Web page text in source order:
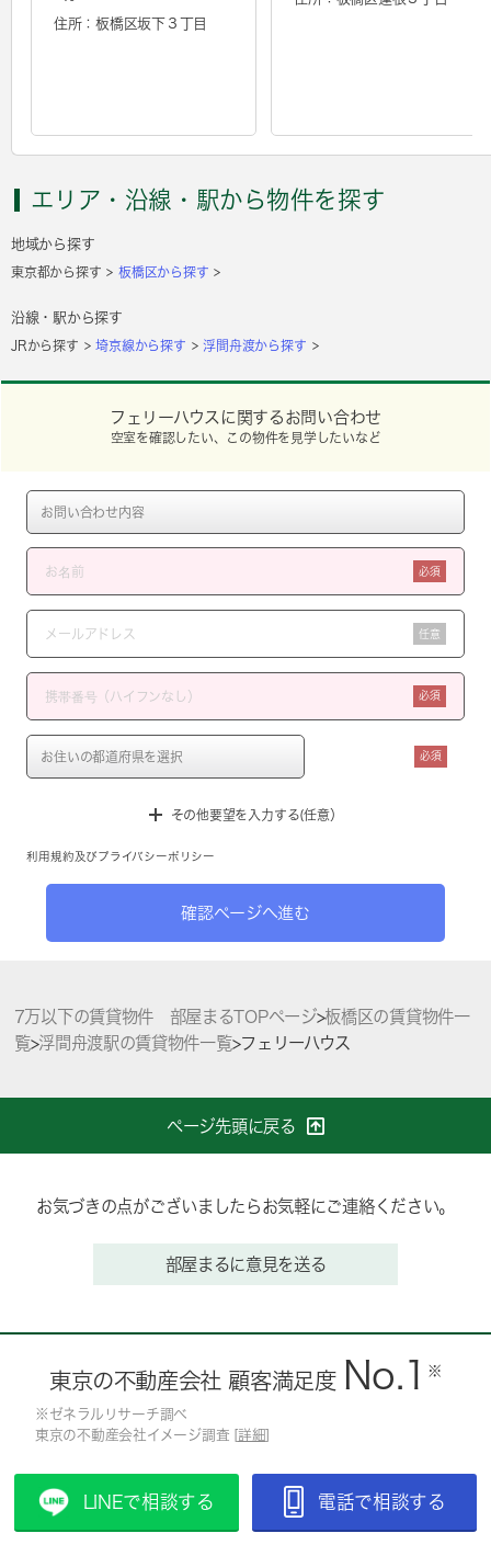
住所：板橋区坂下３丁目
エリア・沿線・駅から物件を探す
地域から探す
東京都から探す 板橋区から探す
沿線・駅から探す
JRから探す 埼京線から探す 浮間舟渡から探す
フェリーハウスに関するお問い合わせ
空室を確認したい、この物件を見学したいなど
必須
任意
必須
必須
その他要望を入力する(任意）
利用規約 及び プライバシーポリシー
確認ページへ進む
7万以下の賃貸物件 部屋まるTOPページ>板橋区の賃貸物件一
覧>浮間舟渡駅の賃貸物件一覧>フェリーハウス
ページ先頭に戻る
お気づきの点がございましたらお気軽にご連絡ください。
部屋まるに意見を送る
東京の不動産会社 顧客満足度 No.1 ※
※ゼネラルリサーチ調べ
東京の不動産会社イメージ調査 [ 詳細
LINEで相談する 電話で相談する